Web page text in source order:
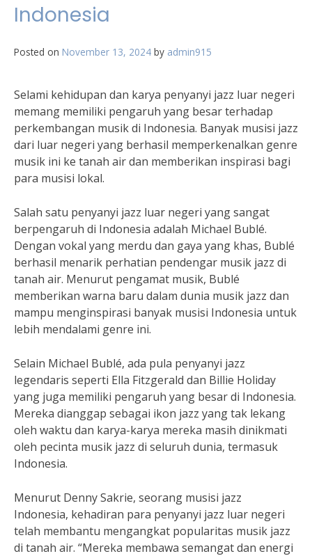
Indonesia
Posted on November 13, 2024 by admin915
Selami kehidupan dan karya penyanyi jazz luar negeri
memang memiliki pengaruh yang besar terhadap
perkembangan musik di Indonesia. Banyak musisi jazz
dari luar negeri yang berhasil memperkenalkan genre
musik ini ke tanah air dan memberikan inspirasi bagi
para musisi lokal.
Salah satu penyanyi jazz luar negeri yang sangat
berpengaruh di Indonesia adalah Michael Bublé.
Dengan vokal yang merdu dan gaya yang khas, Bublé
berhasil menarik perhatian pendengar musik jazz di
tanah air. Menurut pengamat musik, Bublé
memberikan warna baru dalam dunia musik jazz dan
mampu menginspirasi banyak musisi Indonesia untuk
lebih mendalami genre ini.
Selain Michael Bublé, ada pula penyanyi jazz
legendaris seperti Ella Fitzgerald dan Billie Holiday
yang juga memiliki pengaruh yang besar di Indonesia.
Mereka dianggap sebagai ikon jazz yang tak lekang
oleh waktu dan karya-karya mereka masih dinikmati
oleh pecinta musik jazz di seluruh dunia, termasuk
Indonesia.
Menurut Denny Sakrie, seorang musisi jazz
Indonesia, kehadiran para penyanyi jazz luar negeri
telah membantu mengangkat popularitas musik jazz
di tanah air. “Mereka membawa semangat dan energi